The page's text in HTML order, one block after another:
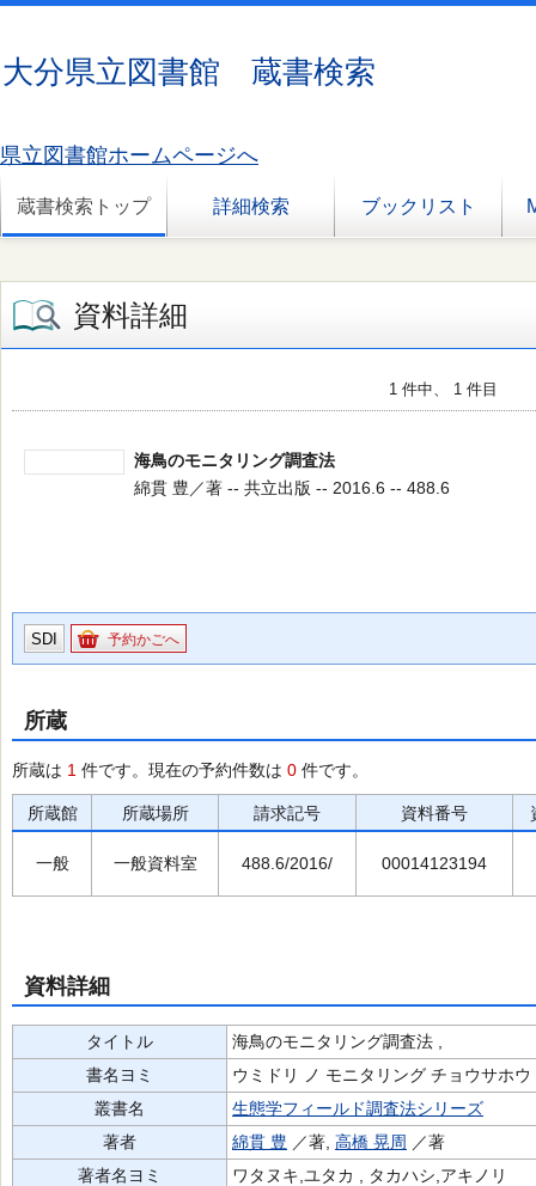
大分県立図書館 蔵書検索
県立図書館ホームページへ
蔵書検索トップ 詳細検索 ブックリスト
資料詳細
1 件中、 1 件目
海鳥のモニタリング調査法
綿貫 豊／著 -- 共立出版 -- 2016.6 -- 488.6
SDI 予約かごへ
所蔵
所蔵は 1 件です。現在の予約件数は 0 件です。
所蔵館 所蔵場所 請求記号 資料番号
一般 一般資料室 488.6/2016/ 00014123194
資料詳細
タイトル
海鳥のモニタリング調査法 ,
書名ヨミ
ウミドリ ノ モニタリング チョウサホウ
叢書名
生態学フィールド調査法シリーズ
著者
綿貫 豊 ／著, 高橋 晃周 ／著
著者名ヨミ
ワタヌキ,ユタカ , タカハシ,アキノリ